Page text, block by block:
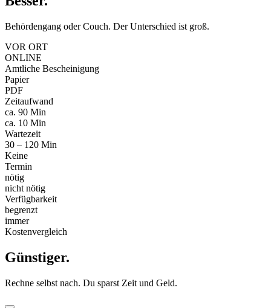
Behördengang oder Couch. Der Unterschied ist groß.
VOR ORT
ONLINE
Amtliche Bescheinigung
Papier
PDF
Zeitaufwand
ca. 90 Min
ca. 10 Min
Wartezeit
30 – 120 Min
Keine
Termin
nötig
nicht nötig
Verfügbarkeit
begrenzt
immer
Kostenvergleich
Günstiger.
Rechne selbst nach. Du sparst Zeit und Geld.